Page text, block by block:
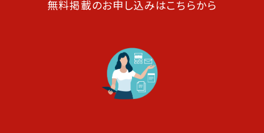
無料掲載のお申し込みはこちらから